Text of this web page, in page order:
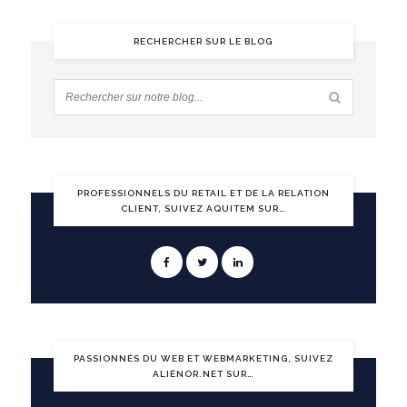
RECHERCHER SUR LE BLOG
PROFESSIONNELS DU RETAIL ET DE LA RELATION
CLIENT, SUIVEZ AQUITEM SUR…
PASSIONNÉS DU WEB ET WEBMARKETING, SUIVEZ
ALIÉNOR.NET SUR…